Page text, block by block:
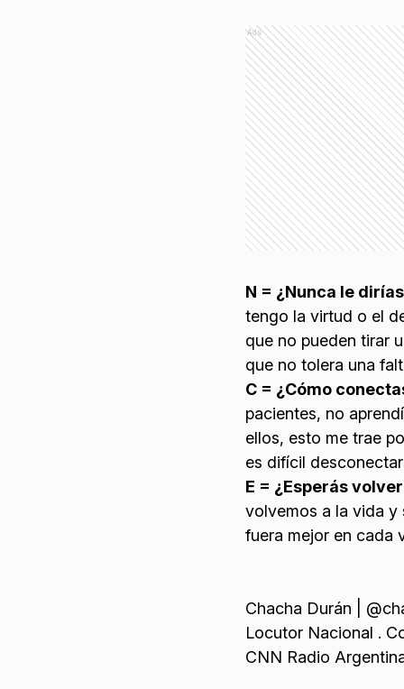
Ads
N = ¿Nunca le
tengo la virtud o el
que no pueden tirar
que no tolera una
C = ¿Cómo
pacientes, no
ellos, esto me trae
es difícil
E = ¿Esperás
volvemos a la vida y
fuera mejor en cada
Chacha Durán |
Locutor Nacional .
CNN Radio